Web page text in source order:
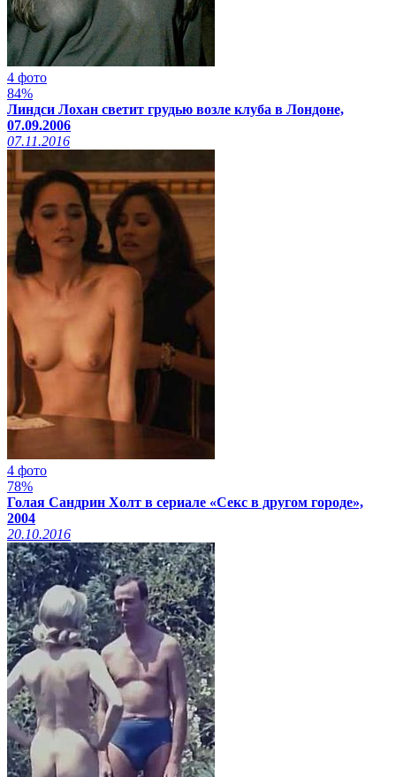
4 фото
84%
Линдси Лохан светит грудью возле клуба в Лондоне,
07.09.2006
07.11.2016
4 фото
78%
Голая Сандрин Холт в сериале «Секс в другом городе»,
2004
20.10.2016